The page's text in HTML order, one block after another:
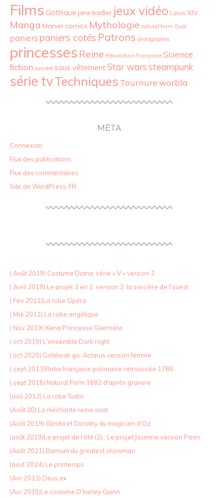
Films Gothique jane badler jeux vidéo Louis XIV
Manga Marvel comics Mythologie natural form Ouat
paniers paniers cotés Patrons photographes
princesses Reine Révolution française Science
fiction sorcière sous vêtement Star wars steampunk
série tvTechniques Tournureworbla
MÉTA
Connexion
Flux des publications
Flux des commentaires
Site de WordPress-FR
( Août 2019) Costume Diana, série « V » version 2
( Avril 2019) Le projet 3 en 1: version 3: la sorcière de l'ouest
( Fev 2011)La robe Opéra
( Mai 2011) La robe angélique
( Nov 2019) Xena Princesse Guerrière
( oct 2010) L'ensemble Dark night
( oct 2020) Goldorak go: Actarus version femme
( sept 2013)Robe française polonaise retroussée 1780
( sept 2016) Natural Form 1882 d'après gravure
(aoû 2012) La robe Tudor
(Août 20) La méchante reine ouat
(Août 2019) Glinda et Dorothy du magicien d’Oz
(août 2019)Le projet de l’été (2) : Le projet Jasmine version Paon :
(Août 2021) Barnum du greatest showman
(aout 2024) Le printemps
(Avr 2013) Deus ex
(Avr 2015)Le costume D'harley Quinn